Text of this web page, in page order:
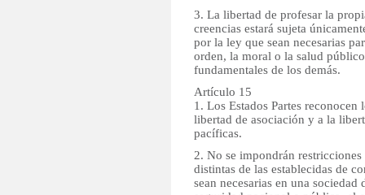
3. La libertad de profesar la
creencias estará sujeta
por la ley que sean necesarias
orden, la moral o la salud
fundamentales de los demás.
Artículo 15
1. Los Estados Partes
libertad de asociación y a la
pacíficas.
2. No se impondrán
distintas de las establecidas de
sean necesarias en una